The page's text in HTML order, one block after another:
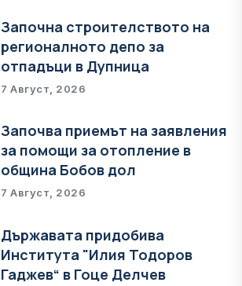
Започна строителството на
регионалното депо за
отпадъци в Дупница
7 Август, 2026
Започва приемът на заявления
за помощи за отопление в
община Бобов дол
7 Август, 2026
Държавата придобива
Института "Илия Тодоров
Гаджев“ в Гоце Делчев